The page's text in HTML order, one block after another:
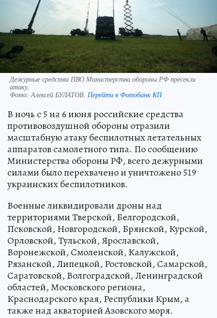
Дежурные средства ПВО Министерства обороны РФ пресекли
атаку.
Фото:Алексей БУЛАТОВ. Перейти в Фотобанк КП
В ночь с 5 на 6 июня российские средства
противовоздушной обороны отразили
масштабную атаку беспилотных летательных
аппаратов самолетного типа. По сообщению
Министерства обороны РФ, всего дежурными
силами было перехвачено и уничтожено 519
украинских беспилотников.
Военные ликвидировали дроны над
территориями Тверской, Белгородской,
Псковской, Новгородской, Брянской, Курской,
Орловской, Тульской, Ярославской,
Воронежской, Смоленской, Калужской,
Рязанской, Липецкой, Ростовской, Самарской,
Саратовской, Волгоградской, Ленинградской
областей, Московского региона,
Краснодарского края, Республики Крым, а
также над акваторией Азовского моря.